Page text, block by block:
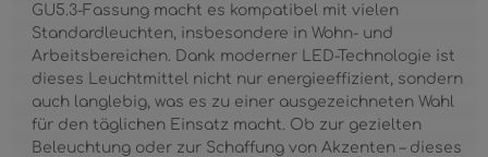
GU5.3-Fassung macht es kompatibel mit vielen
Standardleuchten, insbesondere in Wohn- und
Arbeitsbereichen. Dank moderner LED-Technologie ist
dieses Leuchtmittel nicht nur energieeffizient, sondern
auch langlebig, was es zu einer ausgezeichneten Wahl
für den täglichen Einsatz macht. Ob zur gezielten
Beleuchtung oder zur Schaffung von Akzenten – dieses